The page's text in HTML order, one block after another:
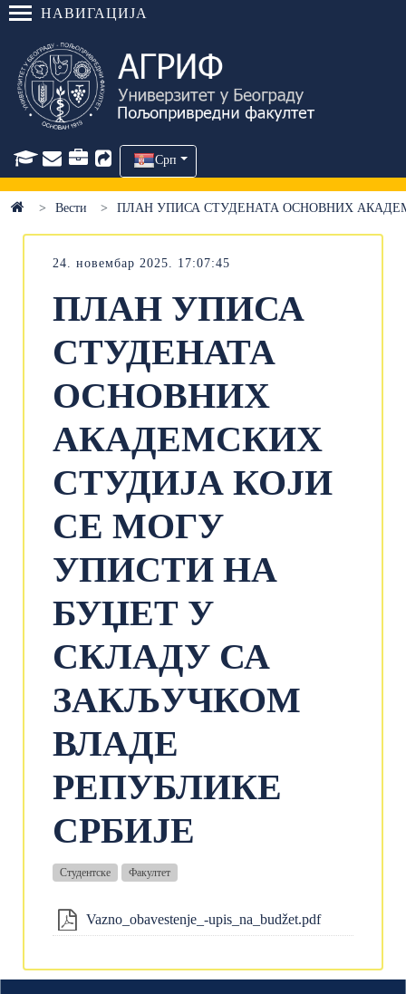
НАВИГАЦИЈА
Срп
Вести ПЛАН УПИСА СТУДЕНАТА ОСНОВНИХ
24. новембар 2025. 17:07:45
ПЛАН УПИСА
СТУДЕНАТА
ОСНОВНИХ
АКАДЕМСКИХ
СТУДИЈА КОЈИ
СЕ МОГУ
УПИСТИ НА
БУЏЕТ У
СКЛАДУ СА
ЗАКЉУЧКОМ
ВЛАДЕ
РЕПУБЛИКЕ
СРБИЈЕ
Студентске Факултет
Vazno_obavestenje_-upis_na_budžet.pdf